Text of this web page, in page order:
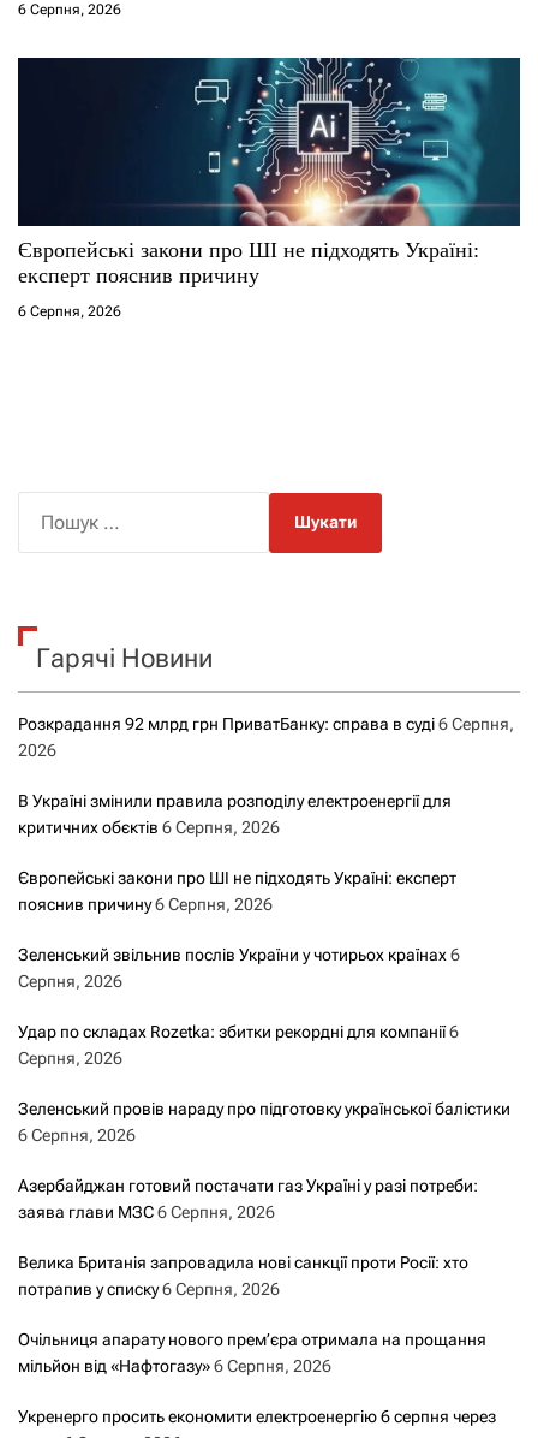
6 Серпня, 2026
Європейські закони про ШІ не підходять Україні:
експерт пояснив причину
6 Серпня, 2026
к
Гарячі Новини
Розкрадання 92 млрд грн ПриватБанку: справа в суді6 Серпня,
2026
В Україні змінили правила розподілу електроенергії для
критичних обєктів 6 Серпня, 2026
Європейські закони про ШІ не підходять Україні: експерт
пояснив причину6 Серпня, 2026
Зеленський звільнив послів України у чотирьох країнах6
Серпня, 2026
Удар по складах Rozetka: збитки рекордні для компанії6
Серпня, 2026
Зеленський провів нараду про підготовку української балістики
6 Серпня, 2026
Азербайджан готовий постачати газ Україні у разі потреби:
заява глави МЗС6 Серпня, 2026
Велика Британія запровадила нові санкції проти Росії: хто
потрапив у списку6 Серпня, 2026
Очільниця апарату нового прем’єра отримала на прощання
мільйон від «Нафтогазу»6 Серпня, 2026
Укренерго просить економити електроенергію 6 серпня через